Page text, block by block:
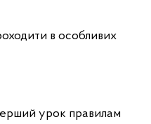
в особливих
урок правилам